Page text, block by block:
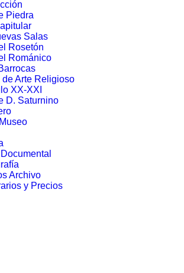
Piedra
Salas
Rosetón
Románico
de Arte Religioso
XX-XXI
D. Saturnino
Archivo
y Precios